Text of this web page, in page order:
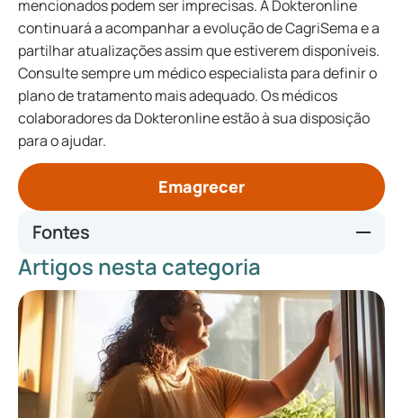
mencionados podem ser imprecisas. A Dokteronline
continuará a acompanhar a evolução de CagriSema e a
partilhar atualizações assim que estiverem disponíveis.
Consulte sempre um médico especialista para definir o
plano de tratamento mais adequado. Os médicos
colaboradores da Dokteronline estão à sua disposição
para o ajudar.
Emagrecer
Fontes
https://overgewichtnederland.nl/
https://www.novonordisk.com/news-and-media/news-
and-ir-materials/news-details.html?id=915082
https://www.ema.europa.eu/en/medicines/human/EPAR/w
egovy
https://www.medicijnen.nl/product/wegovy-24-flextouch-
injvl-32mg-ml-pen-3mltb-1-st
Artigos nesta categoria